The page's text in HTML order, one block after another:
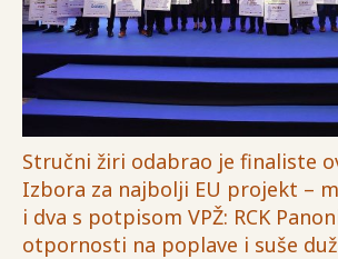
Stručni žiri odabrao je finaliste
Izbora za najbolji EU projekt –
i dva s potpisom VPŽ: RCK
otpornosti na poplave i suše